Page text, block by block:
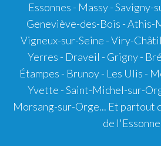
Essonnes - Massy - Savigny-
Geneviève-des-Bois - Athis-
Vigneux-sur-Seine - Viry-
Yerres - Draveil - Grigny -
Étampes - Brunoy - Les Ulis -
Yvette - Saint-Michel-sur-
Morsang-sur-Orge... Et partout
de l'Essonne